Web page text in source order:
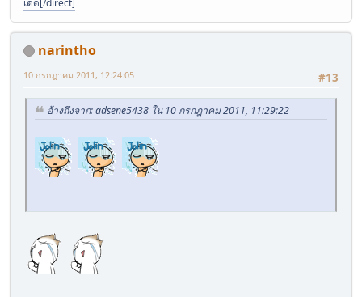
narintho
#13
10 กรกฎาคม 2011, 12:24:05
อ้างถึงจาก: adsene5438 ใน 10 กรกฎาคม 2011, 11:29:22